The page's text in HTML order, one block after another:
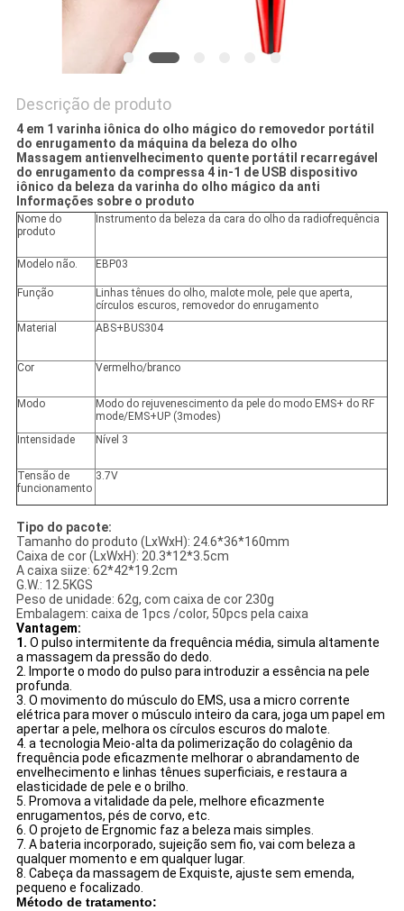
Descrição de produto
4 em 1 varinha iônica do olho mágico do removedor portátil
do enrugamento da máquina da beleza do olho
Massagem antienvelhecimento quente portátil recarregável
do enrugamento da compressa 4 in-1 de USB dispositivo
iônico da beleza da varinha do olho mágico da anti
Informações sobre o produto
Nome do
produto
Instrumento da beleza da cara do olho da radiofrequência
Modelo não. EBP03
Função
Linhas tênues do olho, malote mole, pele que aperta,
círculos escuros, removedor do enrugamento
Material
ABS+BUS304
Cor Vermelho/branco
Modo
Modo do rejuvenescimento da pele do modo EMS+ do RF
mode/EMS+UP (3modes)
Intensidade
Nível 3
Tensão de
funcionamento
3.7V
Tipo do pacote:
Tamanho do produto (LxWxH): 24.6*36*160mm
Caixa de cor (LxWxH): 20.3*12*3.5cm
A caixa siize: 62*42*19.2cm
G.W.: 12.5KGS
Peso de unidade: 62g, com caixa de cor 230g
Embalagem: caixa de 1pcs /color, 50pcs pela caixa
Vantagem:
1. O pulso intermitente da frequência média, simula altamente
a massagem da pressão do dedo.
2. Importe o modo do pulso para introduzir a essência na pele
profunda.
3. O movimento do músculo do EMS, usa a micro corrente
elétrica para mover o músculo inteiro da cara, joga um papel em
apertar a pele, melhora os círculos escuros do malote.
4. a tecnologia Meio-alta da polimerização do colagênio da
frequência pode eficazmente melhorar o abrandamento de
envelhecimento e linhas tênues superficiais, e restaura a
elasticidade de pele e o brilho.
5. Promova a vitalidade da pele, melhore eficazmente
enrugamentos, pés de corvo, etc.
6. O projeto de Ergnomic faz a beleza mais simples.
7. A bateria incorporado, sujeição sem fio, vai com beleza a
qualquer momento e em qualquer lugar.
8. Cabeça da massagem de Exquiste, ajuste sem emenda,
pequeno e focalizado.
Método de tratamento: